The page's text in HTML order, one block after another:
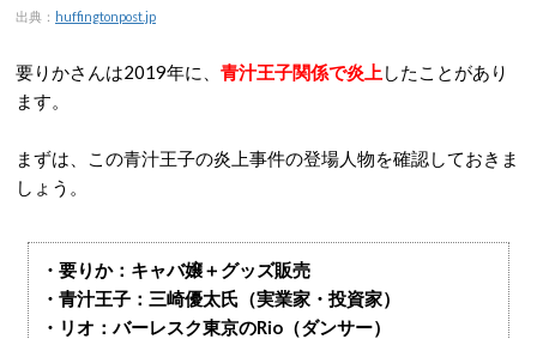
出典： huffingtonpost.jp
要りかさんは2019年に、 青汁王子関係で炎上 したことがあり
ます。
まずは、この青汁王子の炎上事件の登場人物を確認しておきま
しょう。
・要りか：キャバ嬢＋グッズ販売
・青汁王子：三崎優太氏（実業家・投資家）
・リオ：バーレスク東京のRio（ダンサー）